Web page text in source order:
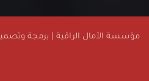
مؤسسة الآمال الراقية | برمجة